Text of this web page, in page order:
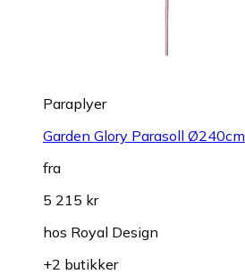
Paraplyer
Garden Glory Parasoll Ø240cm
fra
5 215 kr
hos Royal Design
+2 butikker